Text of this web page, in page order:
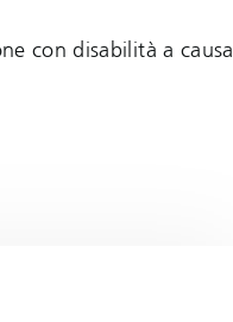
con disabilità a causa